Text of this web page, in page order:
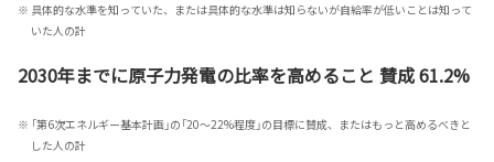
※ 具体的な水準を知っていた、または具体的な水準は知らないが自給率が低いことは知って
いた人の計
2030年までに原子力発電の比率を高めること 賛成 61.2%
※ 「第6次エネルギー基本計画」の「20～22%程度」の目標に賛成、またはもっと高めるべきと
した人の計